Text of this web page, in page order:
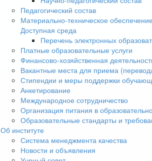
Педагогический состав
Материально-техническое
Доступная среда
Перечень электронных
Платные образовательные услуги
Финансово-хозяйственная
Вакантные места для приема
Стипендии и меры поддержки
Анкетирование
Международное сотрудничество
Организация питания в
Образовательные стандарты и
Об институте
Система менеджмента качества
Новости и объявления